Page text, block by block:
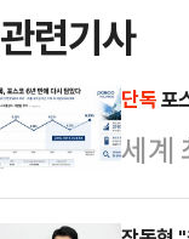
관련기사
단독포
세계
분을